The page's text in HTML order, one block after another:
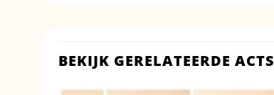
BEKIJK GERELATEERDE ACTS